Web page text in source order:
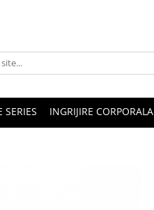
SERIES INGRIJIRE CORPORALA